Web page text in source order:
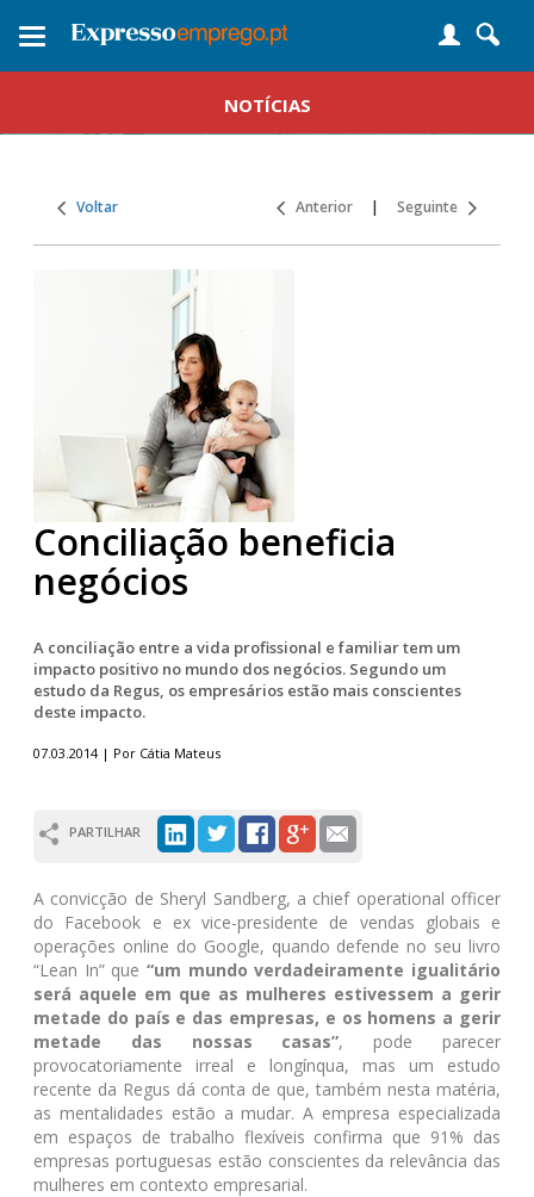
Toggle
NOTÍCIAS
Voltar Anterior | Seguinte
Conciliação beneficia
negócios
A conciliação entre a vida profissional e familiar tem um
impacto positivo no mundo dos negócios. Segundo um
estudo da Regus, os empresários estão mais conscientes
deste impacto.
07.03.2014 | Por Cátia Mateus
PARTILHAR
A convicção de Sheryl Sandberg, a chief operational officer
do Facebook e ex vice-presidente de vendas globais e
operações online do Google, quando defende no seu livro
“Lean In” que “um mundo verdadeiramente igualitário
será aquele em que as mulheres estivessem a gerir
metade do país e das empresas, e os homens a gerir
metade das nossas casas”, pode parecer
provocatoriamente irreal e longínqua, mas um estudo
recente da Regus dá conta de que, também nesta matéria,
as mentalidades estão a mudar. A empresa especializada
em espaços de trabalho flexíveis confirma que 91% das
empresas portuguesas estão conscientes da relevância das
mulheres em contexto empresarial.